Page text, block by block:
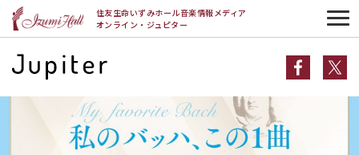
住友生命いずみホール音楽情報メディア
オンライン・ジュピター
インタビュー 連載
私のバッハ、この1曲【第3回】 那須田 務
（音楽評論）